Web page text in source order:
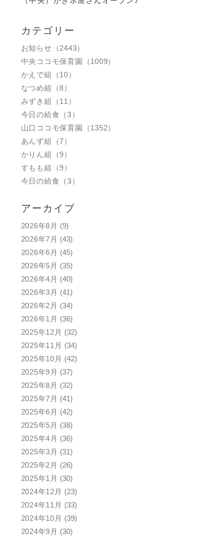
カテゴリー
お知らせ（2443）
中央ココモ保育園（1009）
かえで組（10）
なつめ組（8）
みずき組（11）
今日の給食（3）
山口ココモ保育園（1352）
あんず組（7）
かりん組（9）
すもも組（9）
今日の給食（3）
アーカイブ
2026年8月 (9)
2026年7月 (43)
2026年6月 (45)
2026年5月 (35)
2026年4月 (40)
2026年3月 (41)
2026年2月 (34)
2026年1月 (36)
2025年12月 (32)
2025年11月 (34)
2025年10月 (42)
2025年9月 (37)
2025年8月 (32)
2025年7月 (41)
2025年6月 (42)
2025年5月 (38)
2025年4月 (36)
2025年3月 (31)
2025年2月 (26)
2025年1月 (30)
2024年12月 (23)
2024年11月 (33)
2024年10月 (39)
2024年9月 (30)